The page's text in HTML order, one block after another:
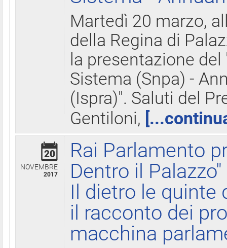
Martedì 20 marzo,
della Regina di
la presentazione
Sistema (Snpa) -
(Ispra)". Saluti del
Gentiloni,
20
NOVEMBRE
2017
Rai Parlamento
Dentro il Palazzo"
Il dietro le quinte
il racconto dei
macchina